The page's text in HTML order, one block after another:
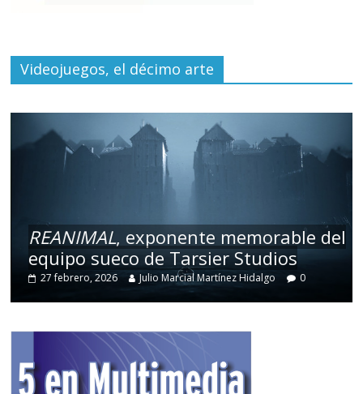
Videojuegos, el décimo arte
REANIMAL, exponente memorable del
equipo sueco de Tarsier Studios
27 febrero, 2026 Julio Marcial Martínez Hidalgo 0